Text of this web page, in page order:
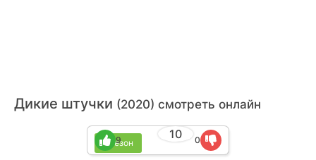
Дикие штучки (2020) смотреть онлайн
1 сезон
10
9 0